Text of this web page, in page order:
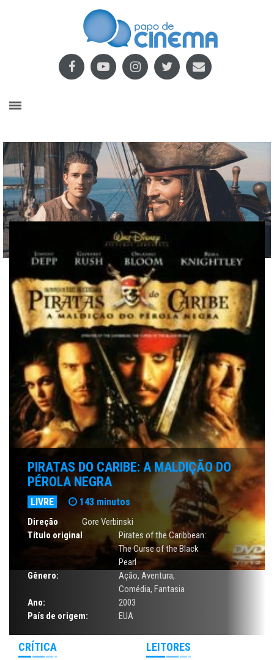
PIRATAS DO CARIBE: A MALDIÇÃO DO
PÉROLA NEGRA
LIVRE 143 minutos
Direção
Gore Verbinski
Título original
Pirates of the Caribbean:
The Curse of the Black
Pearl
Gênero:
Ação, Aventura,
Comédia, Fantasia
Ano:
2003
País de origem:
EUA
CRÍTICA LEITORES